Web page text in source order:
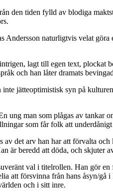
den tiden fylld av blodiga
Andersson naturligtvis velat
lagt till egen text,
och han låter dramats
jätteoptimistisk syn på
ung man som plågas av
som får folk att
det arv han har att förvalta
är beredd att döda, och skjuter
val i titelrollen. Han gör
att försvinna från hans åsyn/
och i sitt inre.